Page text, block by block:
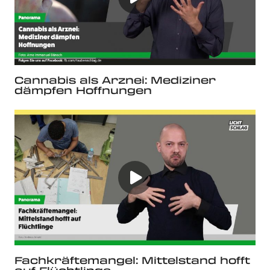
Cannabis als Arznei: Mediziner
dämpfen Hoffnungen
Fachkräftemangel: Mittelstand hofft